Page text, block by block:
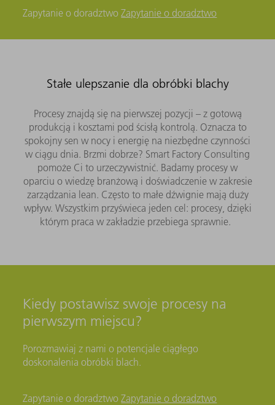
Zapytanie o doradztwoZapytanie o doradztwo
Stałe ulepszanie dla obróbki blachy
Procesy znajdą się na pierwszej pozycji – z gotową
produkcją i kosztami pod ścisłą kontrolą. Oznacza to
spokojny sen w nocy i energię na niezbędne czynności
w ciągu dnia. Brzmi dobrze? Smart Factory Consulting
pomoże Ci to urzeczywistnić. Badamy procesy w
oparciu o wiedzę branżową i doświadczenie w zakresie
zarządzania lean. Często to małe dźwignie mają duży
wpływ. Wszystkim przyświeca jeden cel: procesy, dzięki
którym praca w zakładzie przebiega sprawnie.
Kiedy postawisz swoje procesy na
pierwszym miejscu?
Porozmawiaj z nami o potencjale ciągłego
doskonalenia obróbki blach.
Zapytanie o doradztwoZapytanie o doradztwo